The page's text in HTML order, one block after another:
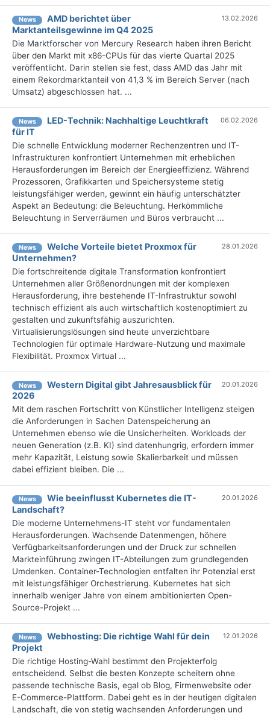
News
AMD berichtet über
Marktanteilsgewinne im Q4 2025
13.02.2026
Die Marktforscher von Mercury Research haben ihren Bericht
über den Markt mit x86-CPUs für das vierte Quartal 2025
veröffentlicht. Darin stellen sie fest, dass AMD das Jahr mit
einem Rekordmarktanteil von 41,3 % im Bereich Server (nach
Umsatz) abgeschlossen hat. ...
News
LED-Technik: Nachhaltige Leuchtkraft
für IT
06.02.2026
Die schnelle Entwicklung moderner Rechenzentren und IT-
Infrastrukturen konfrontiert Unternehmen mit erheblichen
Herausforderungen im Bereich der Energieeffizienz. Während
Prozessoren, Grafikkarten und Speichersysteme stetig
leistungsfähiger werden, gewinnt ein häufig unterschätzter
Aspekt an Bedeutung: die Beleuchtung. Herkömmliche
Beleuchtung in Serverräumen und Büros verbraucht ...
News
Welche Vorteile bietet Proxmox für
Unternehmen?
28.01.2026
Die fortschreitende digitale Transformation konfrontiert
Unternehmen aller Größenordnungen mit der komplexen
Herausforderung, ihre bestehende IT-Infrastruktur sowohl
technisch effizient als auch wirtschaftlich kostenoptimiert zu
gestalten und zukunftsfähig auszurichten.
Virtualisierungslösungen sind heute unverzichtbare
Technologien für optimale Hardware-Nutzung und maximale
Flexibilität. Proxmox Virtual ...
News
Western Digital gibt Jahresausblick für
2026
20.01.2026
Mit dem raschen Fortschritt von Künstlicher Intelligenz steigen
die Anforderungen in Sachen Datenspeicherung an
Unternehmen ebenso wie die Unsicherheiten. Workloads der
neuen Generation (z.B. KI) sind datenhungrig, erfordern immer
mehr Kapazität, Leistung sowie Skalierbarkeit und müssen
dabei effizient bleiben. Die ...
News
Wie beeinflusst Kubernetes die IT-
Landschaft?
20.01.2026
Die moderne Unternehmens-IT steht vor fundamentalen
Herausforderungen. Wachsende Datenmengen, höhere
Verfügbarkeitsanforderungen und der Druck zur schnellen
Markteinführung zwingen IT-Abteilungen zum grundlegenden
Umdenken. Container-Technologien entfalten ihr Potenzial erst
mit leistungsfähiger Orchestrierung. Kubernetes hat sich
innerhalb weniger Jahre von einem ambitionierten Open-
Source-Projekt ...
News
Webhosting: Die richtige Wahl für dein
Projekt
12.01.2026
Die richtige Hosting-Wahl bestimmt den Projekterfolg
entscheidend. Selbst die besten Konzepte scheitern ohne
passende technische Basis, egal ob Blog, Firmenwebsite oder
E-Commerce-Plattform. Dabei geht es in der heutigen digitalen
Landschaft, die von stetig wachsenden Anforderungen und